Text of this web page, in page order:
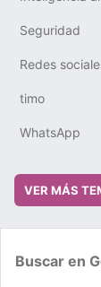
Seguridad
Redes
timo
WhatsApp
VER MÁS